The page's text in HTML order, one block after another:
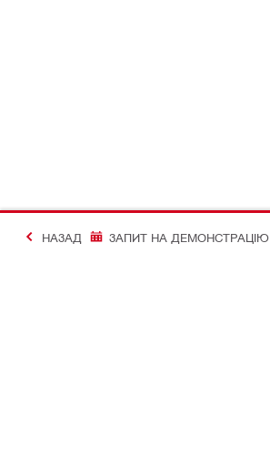
НАЗАД ЗАПИТ НА ДЕМОНСТРАЦІЮ